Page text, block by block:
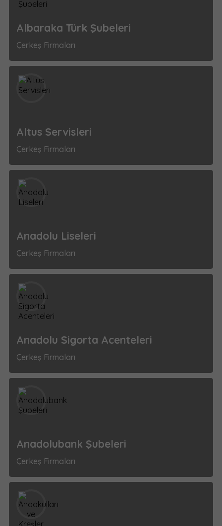
Albaraka Türk Şubeleri
Çerkeş Firmaları
Altus Servisleri
Çerkeş Firmaları
Anadolu Liseleri
Çerkeş Firmaları
Anadolu Sigorta Acenteleri
Çerkeş Firmaları
Anadolubank Şubeleri
Çerkeş Firmaları